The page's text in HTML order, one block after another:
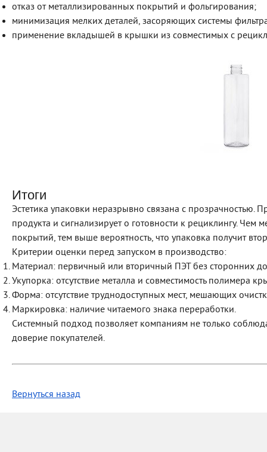
отказ от металлизированных покрытий и фольгирования;
минимизация мелких деталей, засоряющих системы
применение вкладышей в крышки из совместимых с
Итоги
Эстетика упаковки неразрывно связана с прозрачностью.
продукта и сигнализирует о готовности к рециклингу.
покрытий, тем выше вероятность, что упаковка получит
Критерии оценки перед запуском в производство:
Материал: первичный или вторичный ПЭТ без сторонних
Укупорка: отсутствие металла и совместимость полимера
Форма: отсутствие труднодоступных мест, мешающих
Маркировка: наличие читаемого знака переработки.
Системный подход позволяет компаниям не только
доверие покупателей.
Вернуться назад